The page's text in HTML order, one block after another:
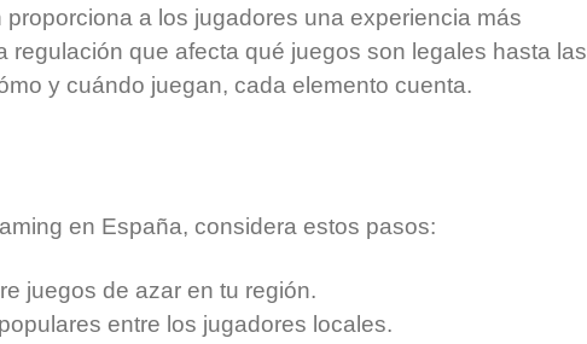
a los jugadores una experiencia más
regulación que afecta qué juegos son legales hasta las
y cuándo juegan, cada elemento cuenta.
en España, considera estos pasos:
juegos de azar en tu región.
entre los jugadores locales.